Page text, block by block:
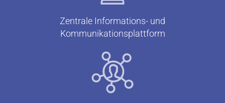
Zentrale Informations- und
Kommunikationsplattform